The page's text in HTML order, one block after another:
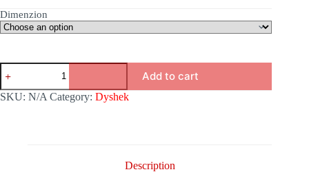
Dimenzion
Dyshek
Primo
quantity
Add to cart
SKU: N/A Category: Dyshek
Description